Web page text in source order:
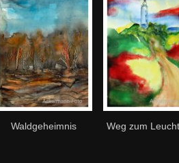
Waldgeheimnis Weg zum